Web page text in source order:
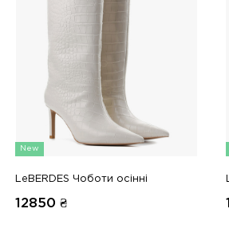
New
LeBERDES Чоботи осінні
12850 ₴